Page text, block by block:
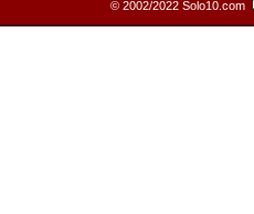
© 2002/2022 Solo10.com